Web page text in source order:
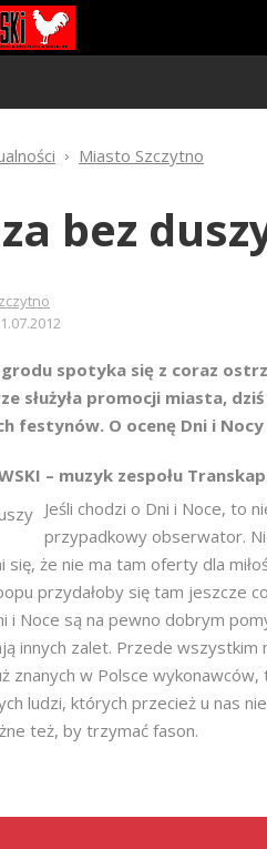
Miasto Szczytno
bez
grodu spotyka się z coraz
służyła promocji miasta,
festynów. O ocenę Dni i
– muzyk zespołu
Jeśli chodzi o Dni i Noce, to
przypadkowy obserwator.
się, że nie ma tam oferty dla
przydałoby się tam jeszcze
i Noce są na pewno dobrym
innych zalet. Przede wszystkim
znanych w Polsce
ludzi, których przecież u nas
też, by trzymać fason.